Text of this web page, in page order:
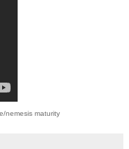
nemesis maturity